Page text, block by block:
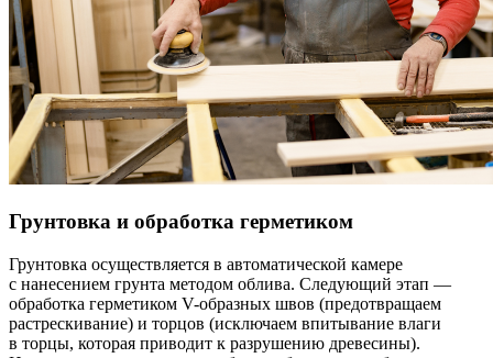
Грунтовка и обработка герметиком
Грунтовка осуществляется в автоматической камере
с нанесением грунта методом облива. Следующий этап —
обработка герметиком V-образных швов (предотвращаем
растрескивание) и торцов (исключаем впитывание влаги
в торцы, которая приводит к разрушению древесины).